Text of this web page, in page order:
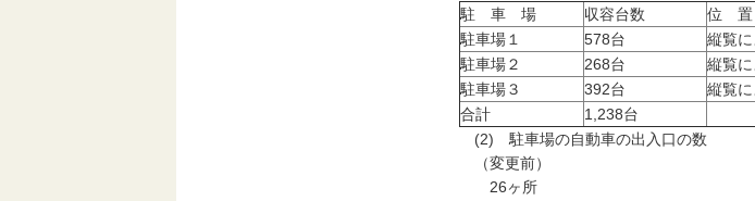
駐 車 場
収容台数
位 置
駐車場１
578台
縦覧に
駐車場２
268台
縦覧に
駐車場３
392台
縦覧に
合計
1,238台
(2) 駐車場の自動車の出入口の数
（変更前）
26ヶ所